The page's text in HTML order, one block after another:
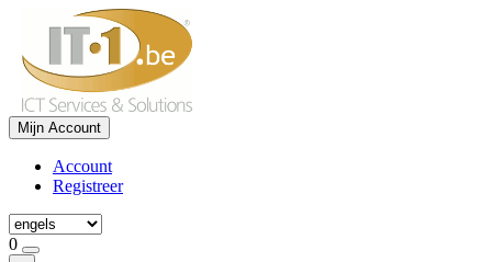
Mijn Account
Account
Registreer
0